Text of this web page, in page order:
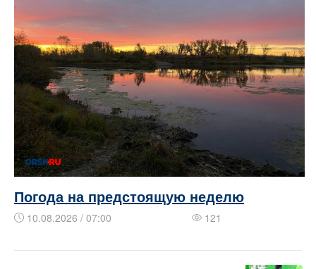
Погода на предстоящую неделю
10.08.2026 / 07:00 121